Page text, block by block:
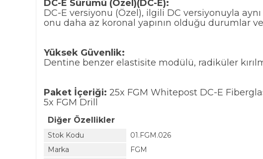
DC-E Sürümü (Özel)(DC-E):
DC-E versiyonu (Özel), ilgili DC versiyonuyla
onu daha az koronal yapının olduğu durumlar
Yüksek Güvenlik:
Dentine benzer elastisite modülü, radiküler
Paket İçeriği: 25x FGM Whitepost DC-E
5x FGM Drill
Diğer Özellikler
Stok Kodu
01.FGM.026
Marka
FGM